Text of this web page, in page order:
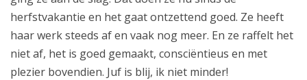
herfstvakantie en het gaat ontzettend goed. Ze heeft
haar werk steeds af en vaak nog meer. En ze raffelt het
niet af, het is goed gemaakt, consciëntieus en met
plezier bovendien. Juf is blij, ik niet minder!